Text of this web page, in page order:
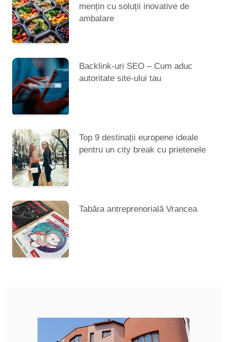
mențin cu soluții inovative de
ambalare
Backlink-uri SEO – Cum aduc
autoritate site-ului tau
Top 9 destinații europene ideale
pentru un city break cu prietenele
Tabăra antreprenorială Vrancea